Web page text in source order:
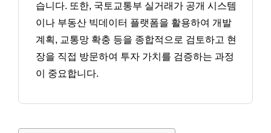
습니다. 또한, 국토교통부 실거래가 공개 시스템
이나 부동산 빅데이터 플랫폼을 활용하여 개발
계획, 교통망 확충 등을 종합적으로 검토하고 현
장을 직접 방문하여 투자 가치를 검증하는 과정
이 중요합니다.